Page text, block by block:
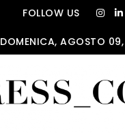
FOLLOW US
DOMENICA, AGOSTO